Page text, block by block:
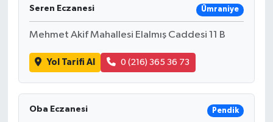
Seren Eczanesi Ümraniye
Mehmet Akif Mahallesi Elalmış Caddesi 11 B
Yol Tarifi Al 0 (216) 365 36 73
Oba Eczanesi Pendik